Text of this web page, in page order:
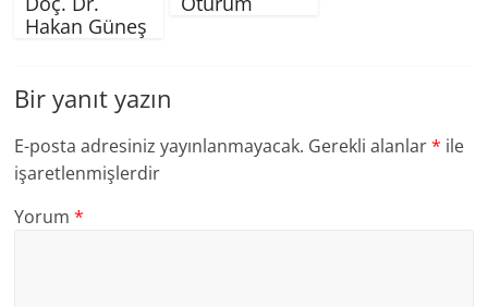
Hakan Güneş
Bir yanıt yazın
E-posta adresiniz yayınlanmayacak. Gerekli alanlar* ile
işaretlenmişlerdir
Yorum*